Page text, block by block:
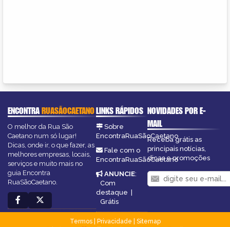
ENCONTRARUASÃOCAETANO
O melhor da Rua São
Caetano num só lugar!
Dicas, onde ir, o que fazer, as
melhores empresas, locais,
serviços e muito mais no
guia Encontra
RuaSãoCaetano.
LINKS RÁPIDOS
Sobre
EncontraRuaSãoCaetano
Fale com o
EncontraRuaSãoCaetano
ANUNCIE:
Com
destaque
Grátis
NOVIDADES POR E-
MAIL
Receba grátis as
principais notícias,
dicas e promoções
Termos| Privacidade
Sitemap